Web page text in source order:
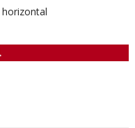
horizontal